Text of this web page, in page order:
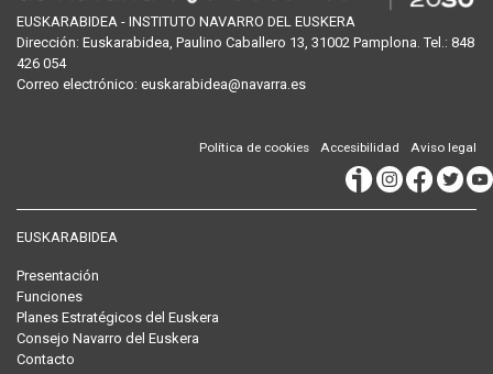
EUSKARABIDEA - INSTITUTO NAVARRO DEL EUSKERA
Dirección: Euskarabidea, Paulino Caballero 13, 31002 Pamplona. Tel.: 848
426 054
Correo electrónico: euskarabidea@navarra.es
Aviso legal
Accesibilidad
Política de cookies
EUSKARABIDEA
Presentación
Funciones
Planes Estratégicos del Euskera
Consejo Navarro del Euskera
Contacto